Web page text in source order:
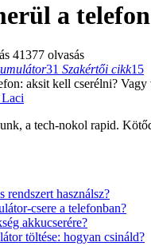
a
41377 olvasás
31 Szakértői cikk15
Laci
a tech-nokol rapid.
rendszert használsz?
csere a telefonban?
akkucserére?
töltése: hogyan csináld?